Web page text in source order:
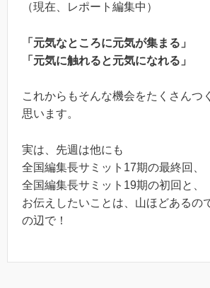
（現在、レポート編集中）
「元気なところに元気が集まる」
「元気に触れると元気になれる」
これからもそんな機会をたくさんつ
思います。
実は、先週は他にも
全国編集長サミット17期の最終回、
全国編集長サミット19期の初回と、
お伝えしたいことは、山ほどあるの
の辺で！